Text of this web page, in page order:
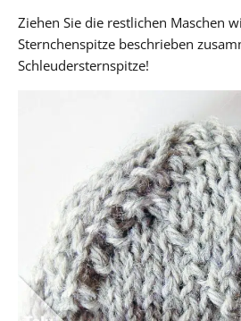
Ziehen Sie die restlichen Maschen
Sternchenspitze beschrieben
Schleudersternspitze!